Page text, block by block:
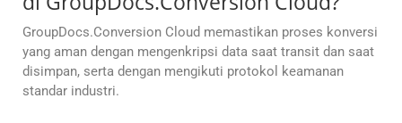
GroupDocs.Conversion Cloud memastikan proses konversi
yang aman dengan mengenkripsi data saat transit dan saat
disimpan, serta dengan mengikuti protokol keamanan
standar industri.